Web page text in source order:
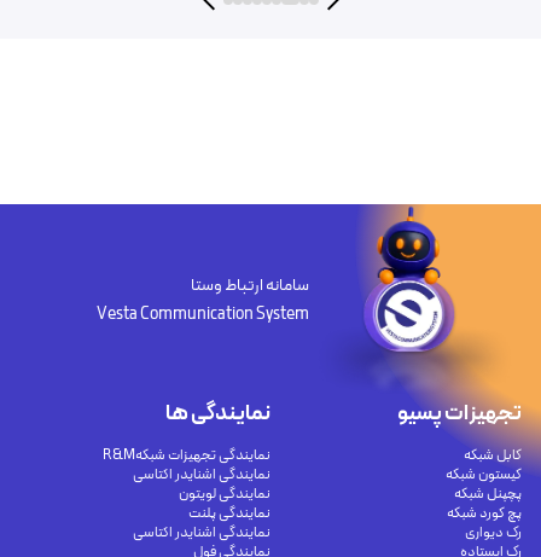
سامانه ارتباط وستا
Vesta Communication System
تجهیزات پسیو
کابل شبکه
کیستون شبکه
پچپنل شبکه
پچ کورد شبکه
رک دیواری
رک ایستاده
نمایندگی ها
نمایندگی تجهیزات شبکهR&M
نمایندگی اشنایدر اکتاسی
نمایندگی لویتون
نمایندگی پلنت
نمایندگی اشنایدر اکتاسی
نمایندگی فول